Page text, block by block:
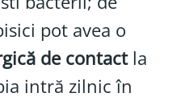
pot avea o
de contactla
intră zilnic în